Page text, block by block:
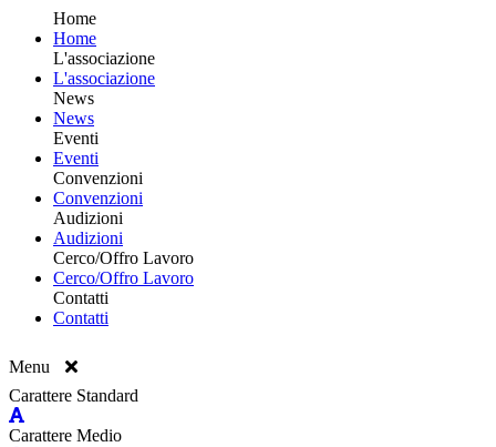
Home
Home
L'associazione
L'associazione
News
News
Eventi
Eventi
Convenzioni
Convenzioni
Audizioni
Audizioni
Cerco/Offro Lavoro
Cerco/Offro Lavoro
Contatti
Contatti
Menu
Carattere Standard
Carattere Medio